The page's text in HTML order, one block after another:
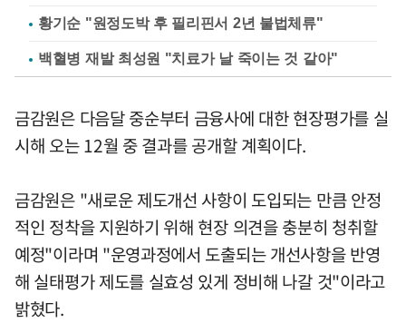
황기순 "원정도박 후 필리핀서 2년 불법체류"
백혈병 재발 최성원 "치료가 날 죽이는 것 같아"
금감원은 다음달 중순부터 금융사에 대한 현장평가를 실
시해 오는 12월 중 결과를 공개할 계획이다.
금감원은 "새로운 제도개선 사항이 도입되는 만큼 안정
적인 정착을 지원하기 위해 현장 의견을 충분히 청취할
예정"이라며 "운영과정에서 도출되는 개선사항을 반영
해 실태평가 제도를 실효성 있게 정비해 나갈 것"이라고
밝혔다.